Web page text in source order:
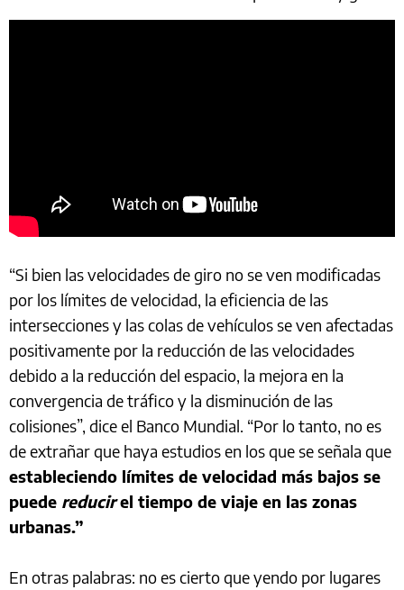
“Si bien las velocidades de giro no se ven modificadas
por los límites de velocidad, la eficiencia de las
intersecciones y las colas de vehículos se ven afectadas
positivamente por la reducción de las velocidades
debido a la reducción del espacio, la mejora en la
convergencia de tráfico y la disminución de las
colisiones”, dice el Banco Mundial. “Por lo tanto, no es
de extrañar que haya estudios en los que se señala que
estableciendo límites de velocidad más bajos se
puede reducirel tiempo de viaje en las zonas
urbanas.”
En otras palabras: no es cierto que yendo por lugares